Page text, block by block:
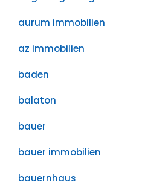
aurum immobilien
az immobilien
baden
balaton
bauer
bauer immobilien
bauernhaus